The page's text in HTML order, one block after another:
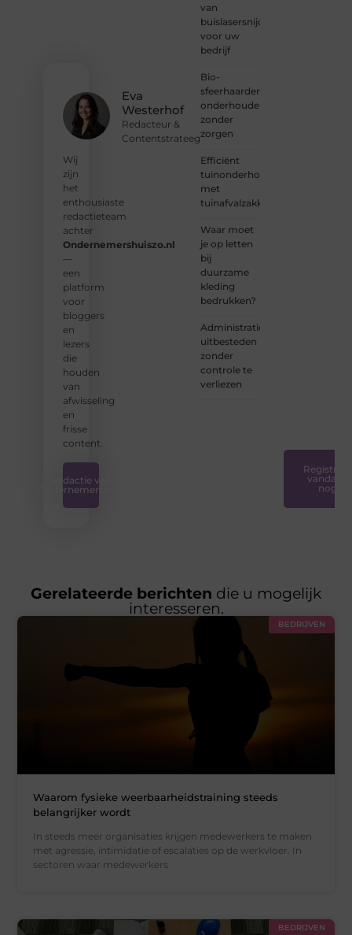
Eva
Westerhof
Redacteur &
Contentstrateeg
Wij
zijn
het
enthousiaste
redactieteam
achter
Ondernemershuiszo.nl
—
een
platform
voor
bloggers
en
lezers
die
houden
van
afwisseling
en
frisse
content.
Redactie van
Ondernemershuis
van
buislasersnijden
voor uw
bedrijf
Bio-
sfeerhaarden
onderhouden
zonder
zorgen
Efficiënt
tuinonderhoud
met
tuinafvalzakken
Waar moet
je op letten
bij
duurzame
kleding
bedrukken?
Administratie
uitbesteden
zonder
controle te
verliezen
Registreer
vandaag
nog
Gerelateerde berichten die u mogelijk
interesseren.
BEDRIJVEN
Waarom fysieke weerbaarheidstraining steeds
belangrijker wordt
In steeds meer organisaties krijgen medewerkers te maken
met agressie, intimidatie of escalaties op de werkvloer. In
sectoren waar medewerkers
BEDRIJVEN